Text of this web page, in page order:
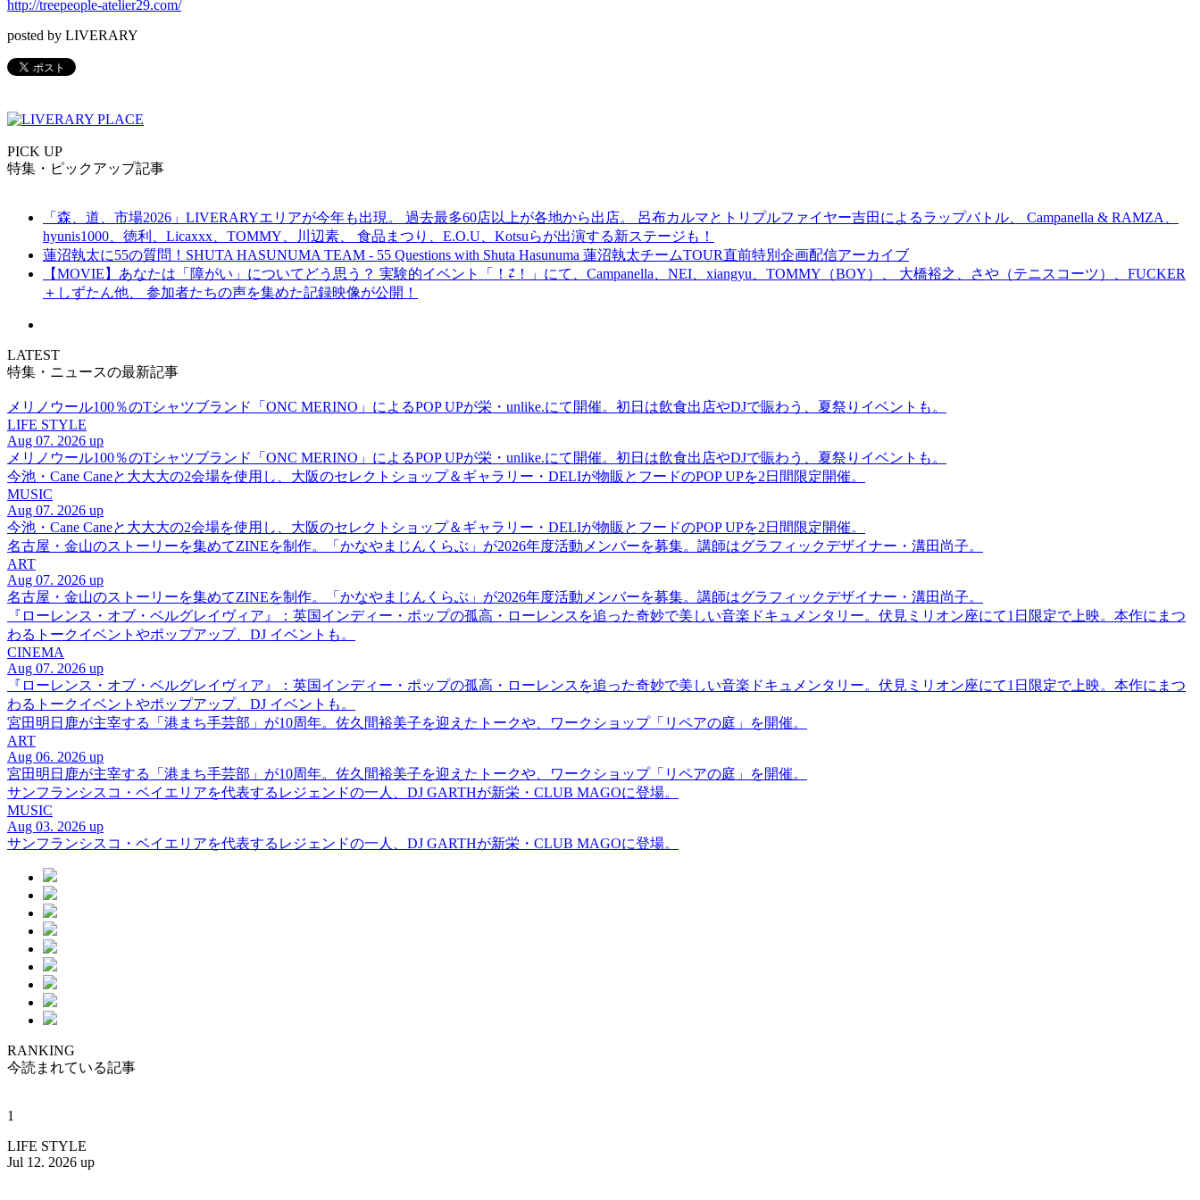
http://treepeople-atelier29.com/
posted by LIVERARY
PICK UP
特集・ピックアップ記事
「森、道、市場2026」LIVERARYエリアが今年も出現。 過去最多60店以上が各地から出店。 呂布カルマとトリプルファイヤー吉田によるラップバトル、 Campanella & RAMZA、
hyunis1000、徳利、Licaxxx、TOMMY、川辺素、 食品まつり、E.O.U、Kotsuらが出演する新ステージも！
蓮沼執太に55の質問！SHUTA HASUNUMA TEAM - 55 Questions with Shuta Hasunuma 蓮沼執太チームTOUR直前特別企画配信アーカイブ
【MOVIE】あなたは「障がい」についてどう思う？ 実験的イベント「！⇄！」にて、Campanella、NEI、xiangyu、TOMMY（BOY）、 大橋裕之、さや（テニスコーツ）、FUCKER
＋しずたん他、 参加者たちの声を集めた記録映像が公開！
LATEST
特集・ニュースの最新記事
メリノウール100％のTシャツブランド「ONC MERINO」によるPOP UPが栄・unlike.にて開催。初日は飲食出店やDJで賑わう、夏祭りイベントも。
LIFE STYLE
Aug 07. 2026 up
メリノウール100％のTシャツブランド「ONC MERINO」によるPOP UPが栄・unlike.にて開催。初日は飲食出店やDJで賑わう、夏祭りイベントも。
今池・Cane Caneと大大大の2会場を使用し、大阪のセレクトショップ＆ギャラリー・DELIが物販とフードのPOP UPを2日間限定開催。
MUSIC
Aug 07. 2026 up
今池・Cane Caneと大大大の2会場を使用し、大阪のセレクトショップ＆ギャラリー・DELIが物販とフードのPOP UPを2日間限定開催。
名古屋・金山のストーリーを集めてZINEを制作。「かなやまじんくらぶ」が2026年度活動メンバーを募集。講師はグラフィックデザイナー・溝田尚子。
ART
Aug 07. 2026 up
名古屋・金山のストーリーを集めてZINEを制作。「かなやまじんくらぶ」が2026年度活動メンバーを募集。講師はグラフィックデザイナー・溝田尚子。
『ローレンス・オブ・ベルグレイヴィア』：英国インディー・ポップの孤高・ローレンスを追った奇妙で美しい音楽ドキュメンタリー。伏見ミリオン座にて1日限定で上映。本作にまつ
わるトークイベントやポップアップ、DJ イベントも。
CINEMA
Aug 07. 2026 up
『ローレンス・オブ・ベルグレイヴィア』：英国インディー・ポップの孤高・ローレンスを追った奇妙で美しい音楽ドキュメンタリー。伏見ミリオン座にて1日限定で上映。本作にまつ
わるトークイベントやポップアップ、DJ イベントも。
宮田明日鹿が主宰する「港まち手芸部」が10周年。佐久間裕美子を迎えたトークや、ワークショップ「リペアの庭」を開催。
ART
Aug 06. 2026 up
宮田明日鹿が主宰する「港まち手芸部」が10周年。佐久間裕美子を迎えたトークや、ワークショップ「リペアの庭」を開催。
サンフランシスコ・ベイエリアを代表するレジェンドの一人、DJ GARTHが新栄・CLUB MAGOに登場。
MUSIC
Aug 03. 2026 up
サンフランシスコ・ベイエリアを代表するレジェンドの一人、DJ GARTHが新栄・CLUB MAGOに登場。
RANKING
今読まれている記事
1
LIFE STYLE
Jul 12. 2026 up